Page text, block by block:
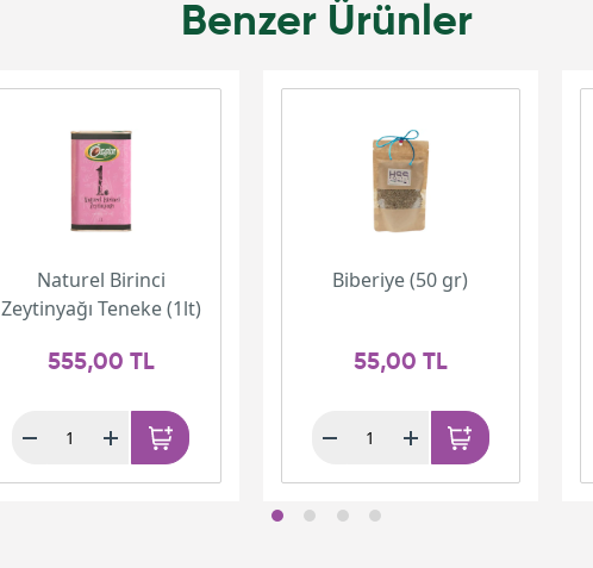
Benzer Ürünler
Naturel Birinci
Zeytinyağı Teneke (1lt)
555,00 TL
Biberiye (50 gr)
55,00 TL